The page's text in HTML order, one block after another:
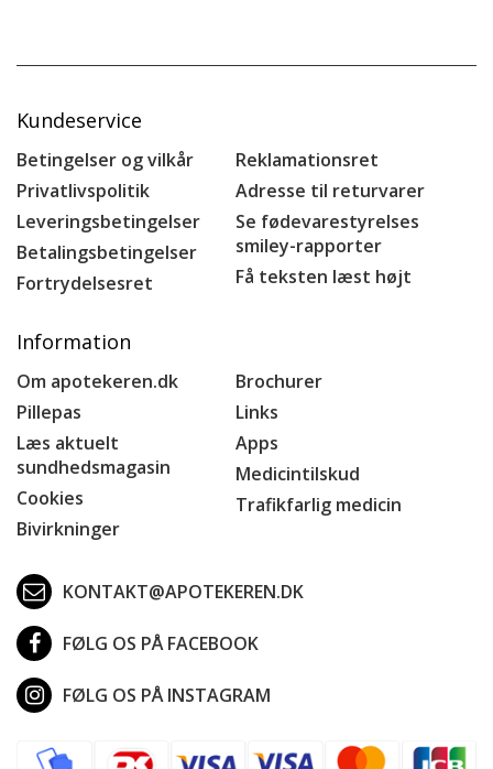
Kundeservice
Betingelser og vilkår
Privatlivspolitik
Leveringsbetingelser
Betalingsbetingelser
Fortrydelsesret
Reklamationsret
Adresse til returvarer
Se fødevarestyrelses
smiley-rapporter
Få teksten læst højt
Information
Om apotekeren.dk
Pillepas
Læs aktuelt
sundhedsmagasin
Cookies
Bivirkninger
Brochurer
Links
Apps
Medicintilskud
Trafikfarlig medicin
KONTAKT@APOTEKEREN.DK
FØLG OS PÅ FACEBOOK
FØLG OS PÅ INSTAGRAM